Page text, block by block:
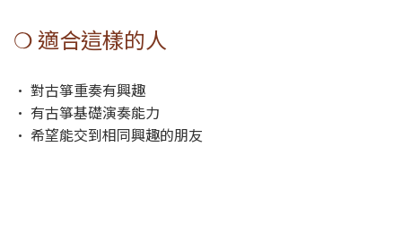
❍ 適合這樣的人
• 對古箏重奏有興趣
• 有古箏基礎演奏能力
• 希望能交到相同興趣的朋友